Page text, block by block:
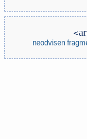
neodvisen